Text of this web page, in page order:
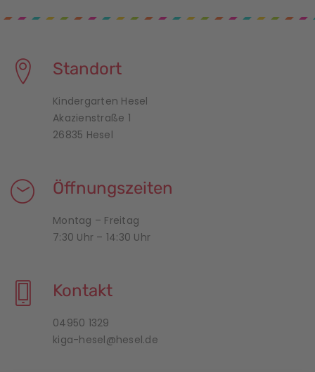
Standort
Kindergarten Hesel
Akazienstraße 1
26835 Hesel
Öffnungszeiten
Montag – Freitag
7:30 Uhr – 14:30 Uhr
Kontakt
04950 1329
kiga-hesel@hesel.de